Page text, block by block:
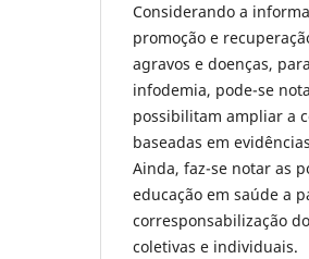
Considerando a
promoção e
agravos e doenças,
infodemia, pode-se
possibilitam ampliar a
baseadas em
Ainda, faz-se notar as
educação em saúde a
corresponsabilização
coletivas e individuais.